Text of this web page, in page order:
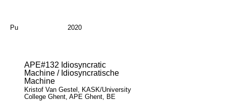
Pu 2020
APE#132 Idiosyncratic
Machine / Idiosyncratische
Machine
Kristof Van Gestel, KASK/University
College Ghent, APE Ghent, BE